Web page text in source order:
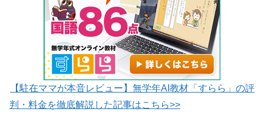
【駐在ママが本音レビュー】無学年AI教材「すらら」の評
判・料金を徹底解説した記事はこちら>>